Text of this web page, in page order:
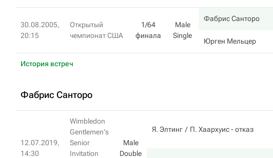
30.08.2005,
20:15
Открытый
чемпионат США
1/64
финала
Male
Single
Фабрис Санторо
Юрген Мельцер
История встреч
Фабрис Санторо
12.07.2019,
14:30
Wimbledon
Gentlemen's
Senior
Invitation
Male
Double
Я. Элтинг П. Хаархуис- отказ